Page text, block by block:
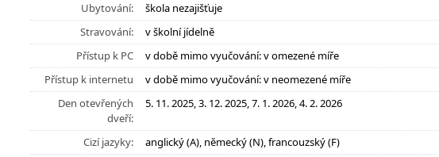
Ubytování:
škola nezajišťuje
Stravování:
v školní jídelně
Přístup k PC
v době mimo vyučování: v omezené míře
Přístup k internetu
v době mimo vyučování: v neomezené míře
Den otevřených
dveří:
5. 11. 2025, 3. 12. 2025, 7. 1. 2026, 4. 2. 2026
Cizí jazyky:
anglický (A), německý (N), francouzský (F)